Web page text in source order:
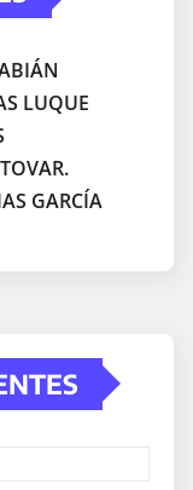
LUQUE
GARCÍA